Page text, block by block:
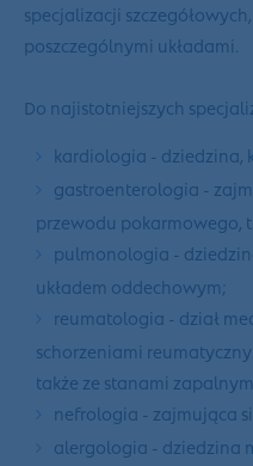
specjalizacji
poszczególnymi układami.
Do najistotniejszych
kardiologia - dziedzina,
gastroenterologia -
przewodu pokarmowego,
pulmonologia -
układem oddechowym;
reumatologia - dział
schorzeniami
także ze stanami
nefrologia - zajmująca
alergologia - dziedzina